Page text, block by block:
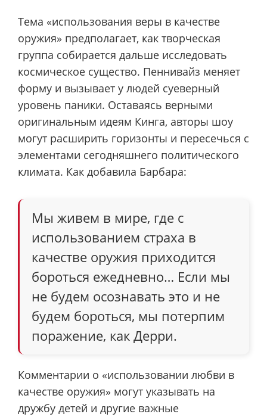
Тема «использования веры в качестве
оружия» предполагает, как творческая
группа собирается дальше исследовать
космическое существо. Пеннивайз меняет
форму и вызывает у людей суеверный
уровень паники. Оставаясь верными
оригинальным идеям Кинга, авторы шоу
могут расширить горизонты и пересечься с
элементами сегодняшнего политического
климата. Как добавила Барбара:
Мы живем в мире, где с
использованием страха в
качестве оружия приходится
бороться ежедневно… Если мы
не будем осознавать это и не
будем бороться, мы потерпим
поражение, как Дерри.
Комментарии о «использовании любви в
качестве оружия» могут указывать на
дружбу детей и другие важные